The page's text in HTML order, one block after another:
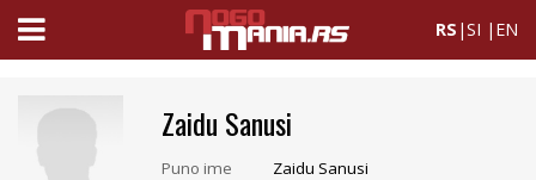
RS |SI | EN
Zaidu Sanusi
Puno ime
Zaidu Sanusi